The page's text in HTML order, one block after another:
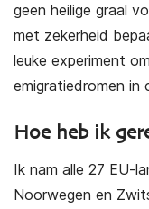
geen heilige graal
met zekerheid
leuke experiment
emigratiedromen in
Hoe heb ik
Ik nam alle 27 EU-
Noorwegen en